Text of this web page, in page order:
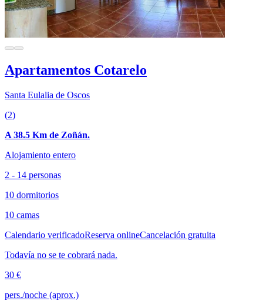
Apartamentos Cotarelo
Santa Eulalia de Oscos
(2)
A 38.5 Km de Zoñán.
Alojamiento entero
2 - 14 personas
10 dormitorios
10 camas
Calendario verificadoReserva onlineCancelación gratuita
Todavía no se te cobrará nada.
30 €
pers./noche (aprox.)